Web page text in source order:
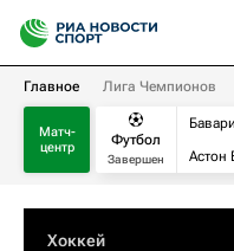
Главное Лига Чемпионов
Матч-
центр
Футбол
Завершен
Астон
Хоккей